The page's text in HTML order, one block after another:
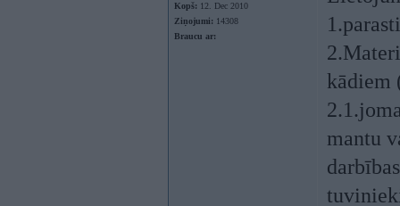
Kopš: 12. Dec 2010
Ziņojumi: 14308
Braucu ar:
kādiem
mantu